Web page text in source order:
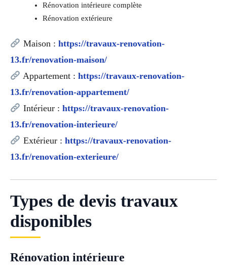
Rénovation intérieure complète
Rénovation extérieure
Maison : https://travaux-renovation-
13.fr/renovation-maison/
Appartement : https://travaux-renovation-
13.fr/renovation-appartement/
Intérieur : https://travaux-renovation-
13.fr/renovation-interieure/
Extérieur : https://travaux-renovation-
13.fr/renovation-exterieure/
Types de devis travaux
disponibles
Rénovation intérieure